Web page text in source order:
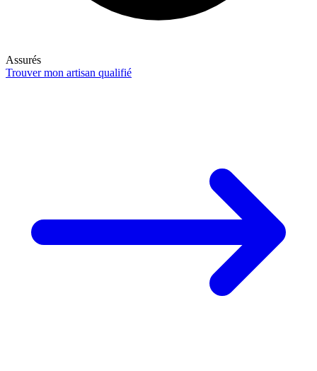
Assurés
Trouver mon artisan qualifié